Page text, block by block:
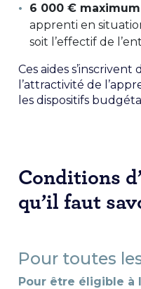
6 000 € maximum
apprenti en
soit l’effectif de
Ces aides
l’attractivité de
les dispositifs
Conditions
qu’il faut
Pour toutes
Pour être éligible à